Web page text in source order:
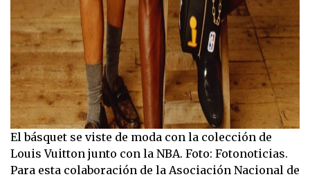
El básquet se viste de moda con la colección de
Louis Vuitton junto con la NBA. Foto: Fotonoticias.
Para esta colaboración de la Asociación Nacional de